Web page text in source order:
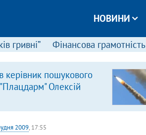
НОВИНИ
гривні” Фінансова грамотність
керівник пошукового
Олексій
2009, 17:55